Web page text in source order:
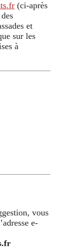
(ci-après
et
sur les
à
vous
e-